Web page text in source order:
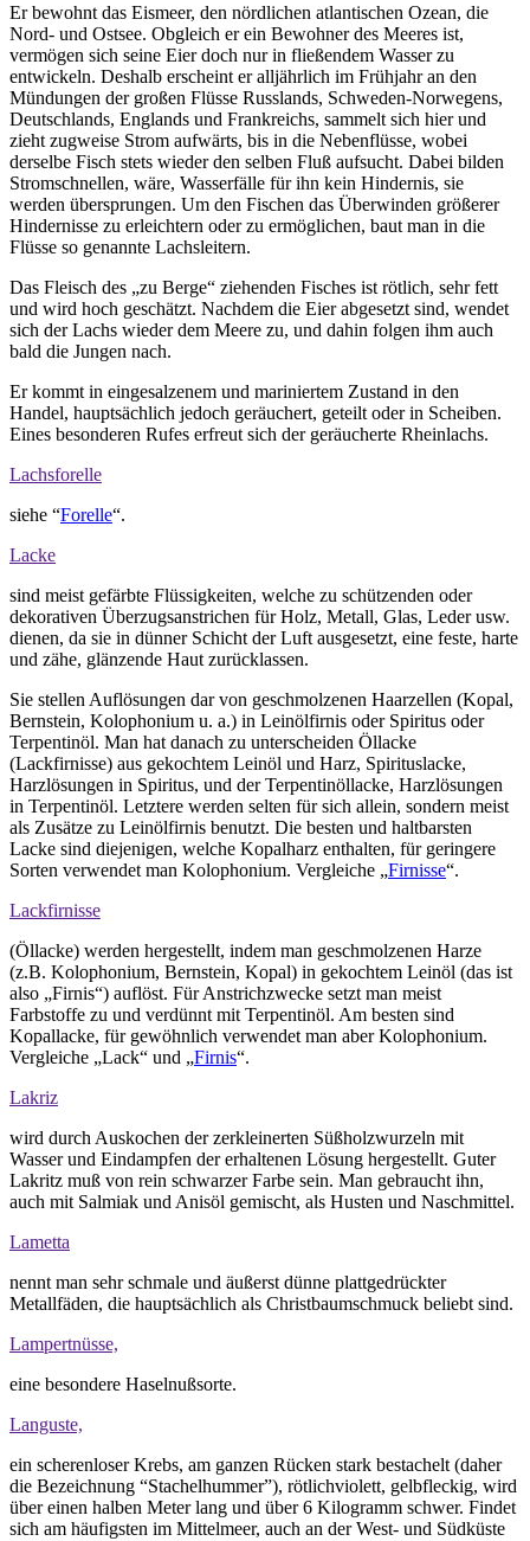
Er bewohnt das Eismeer, den nördlichen atlantischen Ozean, die
Nord- und Ostsee. Obgleich er ein Bewohner des Meeres ist,
vermögen sich seine Eier doch nur in fließendem Wasser zu
entwickeln. Deshalb erscheint er alljährlich im Frühjahr an den
Mündungen der großen Flüsse Russlands, Schweden-Norwegens,
Deutschlands, Englands und Frankreichs, sammelt sich hier und
zieht zugweise Strom aufwärts, bis in die Nebenflüsse, wobei
derselbe Fisch stets wieder den selben Fluß aufsucht. Dabei bilden
Stromschnellen, wäre, Wasserfälle für ihn kein Hindernis, sie
werden übersprungen. Um den Fischen das Überwinden größerer
Hindernisse zu erleichtern oder zu ermöglichen, baut man in die
Flüsse so genannte Lachsleitern.
Das Fleisch des „zu Berge“ ziehenden Fisches ist rötlich, sehr fett
und wird hoch geschätzt. Nachdem die Eier abgesetzt sind, wendet
sich der Lachs wieder dem Meere zu, und dahin folgen ihm auch
bald die Jungen nach.
Er kommt in eingesalzenem und mariniertem Zustand in den
Handel, hauptsächlich jedoch geräuchert, geteilt oder in Scheiben.
Eines besonderen Rufes erfreut sich der geräucherte Rheinlachs.
Lachsforelle
siehe “Forelle“.
Lacke
sind meist gefärbte Flüssigkeiten, welche zu schützenden oder
dekorativen Überzugsanstrichen für Holz, Metall, Glas, Leder usw.
dienen, da sie in dünner Schicht der Luft ausgesetzt, eine feste, harte
und zähe, glänzende Haut zurücklassen.
Sie stellen Auflösungen dar von geschmolzenen Haarzellen (Kopal,
Bernstein, Kolophonium u. a.) in Leinölfirnis oder Spiritus oder
Terpentinöl. Man hat danach zu unterscheiden Öllacke
(Lackfirnisse) aus gekochtem Leinöl und Harz, Spirituslacke,
Harzlösungen in Spiritus, und der Terpentinöllacke, Harzlösungen
in Terpentinöl. Letztere werden selten für sich allein, sondern meist
als Zusätze zu Leinölfirnis benutzt. Die besten und haltbarsten
Lacke sind diejenigen, welche Kopalharz enthalten, für geringere
Sorten verwendet man Kolophonium. Vergleiche „Firnisse“.
Lackfirnisse
(Öllacke) werden hergestellt, indem man geschmolzenen Harze
(z.B. Kolophonium, Bernstein, Kopal) in gekochtem Leinöl (das ist
also „Firnis“) auflöst. Für Anstrichzwecke setzt man meist
Farbstoffe zu und verdünnt mit Terpentinöl. Am besten sind
Kopallacke, für gewöhnlich verwendet man aber Kolophonium.
Vergleiche „Lack“ und „Firnis“.
Lakriz
wird durch Auskochen der zerkleinerten Süßholzwurzeln mit
Wasser und Eindampfen der erhaltenen Lösung hergestellt. Guter
Lakritz muß von rein schwarzer Farbe sein. Man gebraucht ihn,
auch mit Salmiak und Anisöl gemischt, als Husten und Naschmittel.
Lametta
nennt man sehr schmale und äußerst dünne plattgedrückter
Metallfäden, die hauptsächlich als Christbaumschmuck beliebt sind.
Lampertnüsse,
eine besondere Haselnußsorte.
Languste,
ein scherenloser Krebs, am ganzen Rücken stark bestachelt (daher
die Bezeichnung “Stachelhummer”), rötlichviolett, gelbfleckig, wird
über einen halben Meter lang und über 6 Kilogramm schwer. Findet
sich am häufigsten im Mittelmeer, auch an der West- und Südküste